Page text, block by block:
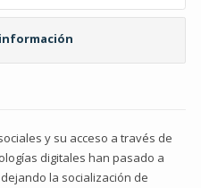
y su acceso a través de
digitales han pasado a
la socialización de